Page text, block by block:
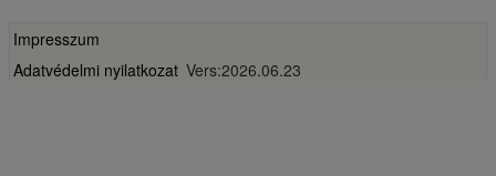
Impresszum
Adatvédelmi nyilatkozat Vers:2026.06.23